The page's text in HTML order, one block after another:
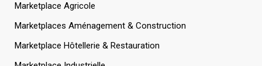
Marketplace Agricole
Marketplaces Aménagement & Construction
Marketplace Hôtellerie & Restauration